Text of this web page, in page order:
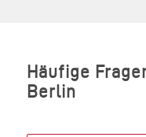
Häufige
Berlin